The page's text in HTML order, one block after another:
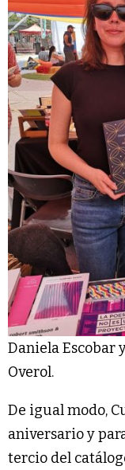
Daniela Escobar
Overol.
De igual modo,
aniversario y
tercio del